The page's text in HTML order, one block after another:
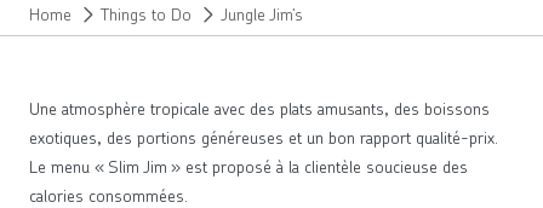
Home Things to Do Jungle Jim’s
Une atmosphère tropicale avec des plats amusants, des boissons
exotiques, des portions généreuses et un bon rapport qualité-prix.
Le menu « Slim Jim » est proposé à la clientèle soucieuse des
calories consommées.